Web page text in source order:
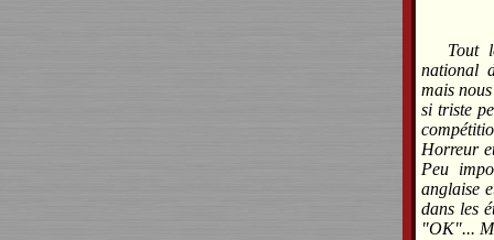
Tout
national
mais
si triste
Horreur
Peu
anglaise
dans les
"OK"...